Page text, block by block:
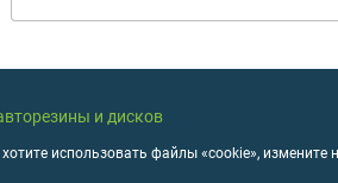
и дисков
использовать файлы «cookie», измените